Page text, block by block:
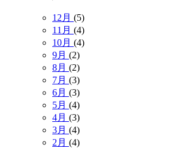
12月 (5)
11月 (4)
10月 (4)
9月 (2)
8月 (2)
7月 (3)
6月 (3)
5月 (4)
4月 (3)
3月 (4)
2月 (4)